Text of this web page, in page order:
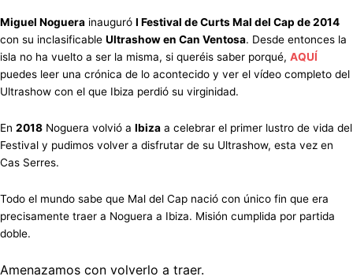
Miguel Noguera inauguró I Festival de Curts Mal del Cap de 2014
con su inclasificable Ultrashow en Can Ventosa. Desde entonces la
isla no ha vuelto a ser la misma, si queréis saber porqué, AQUÍ
puedes leer una crónica de lo acontecido y ver el vídeo completo del
Ultrashow con el que Ibiza perdió su virginidad.
En 2018 Noguera volvió a Ibiza a celebrar el primer lustro de vida del
Festival y pudimos volver a disfrutar de su Ultrashow, esta vez en
Cas Serres.
Todo el mundo sabe que Mal del Cap nació con único fin que era
precisamente traer a Noguera a Ibiza. Misión cumplida por partida
doble.
Amenazamos con volverlo a traer.